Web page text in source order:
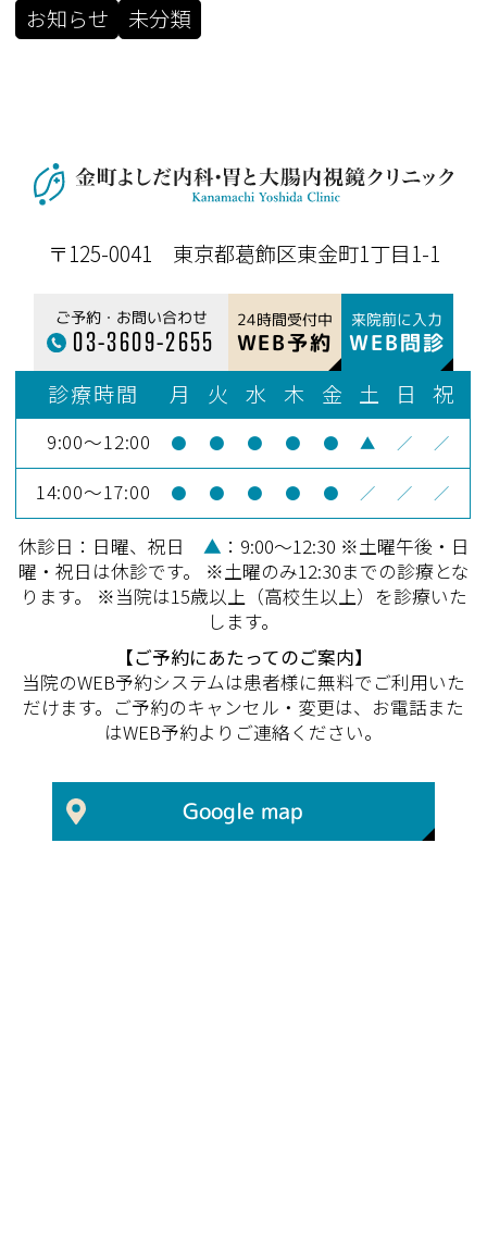
お知らせ 未分類
〒125-0041 東京都葛飾区東金町1丁目1-1
ご予約・お問い合わせ
03-3609-2655
24時間受付中
WEB予約
来院前に入力
WEB問診
診療時間 月 火 水 木 金 土 日 祝
9:00～12:00 ● ● ● ● ● ▲ ／ ／
14:00～17:00 ● ● ● ● ● ／ ／ ／
休診日：日曜、祝日 ▲ ：9:00～12:30 ※土曜午後・日
曜・祝日は休診です。 ※土曜のみ12:30までの診療とな
ります。 ※当院は15歳以上（高校生以上）を診療いた
します。
【ご予約にあたってのご案内】
当院のWEB予約システムは患者様に無料でご利用いた
だけます。ご予約のキャンセル・変更は、お電話また
はWEB予約よりご連絡ください。
Google map